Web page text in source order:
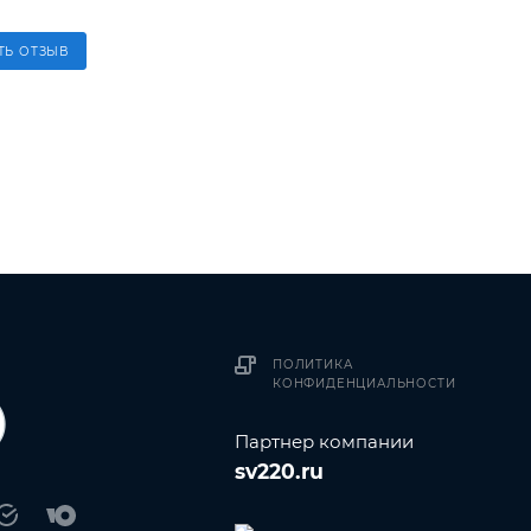
ОТЗЫВ
ПОЛИТИКА
КОНФИДЕНЦИАЛЬНОСТИ
Партнер компании
sv220.ru